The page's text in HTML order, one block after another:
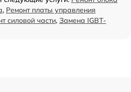
, Ремонт платы управления
силовой части, Замена IGBT-